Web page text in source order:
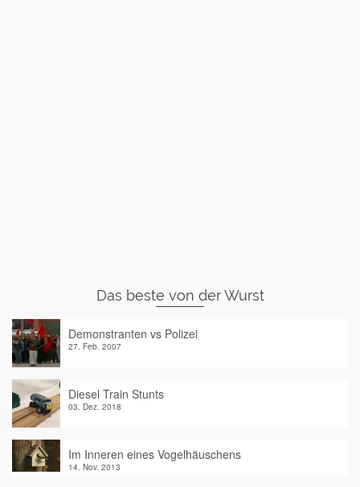
Das beste von der Wurst
Demonstranten vs Polizei
27. Feb. 2007
Diesel Train Stunts
03. Dez. 2018
Im Inneren eines Vogelhäuschens
14. Nov. 2013